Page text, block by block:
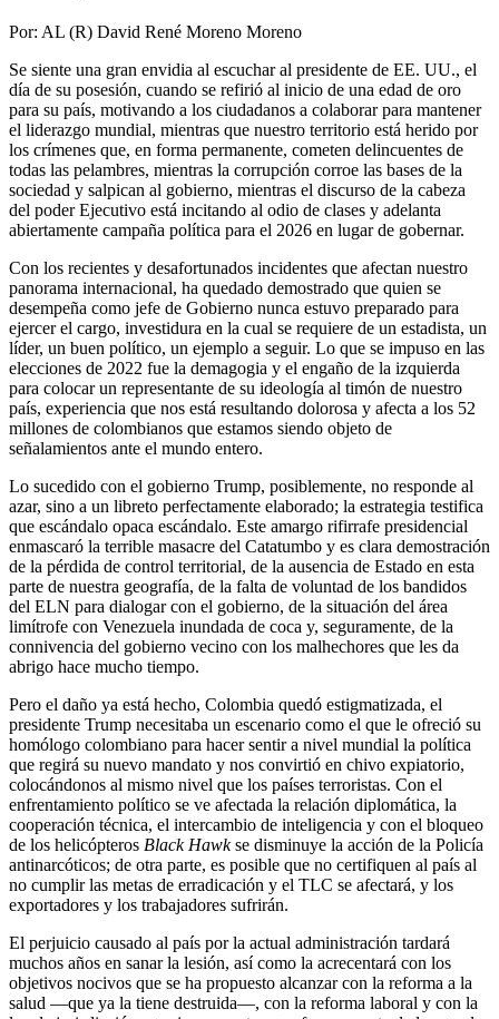
Por: AL (R) David René Moreno Moreno
Se siente una gran envidia al escuchar al presidente de EE. UU., el
día de su posesión, cuando se refirió al inicio de una edad de oro
para su país, motivando a los ciudadanos a colaborar para mantener
el liderazgo mundial, mientras que nuestro territorio está herido por
los crímenes que, en forma permanente, cometen delincuentes de
todas las pelambres, mientras la corrupción corroe las bases de la
sociedad y salpican al gobierno, mientras el discurso de la cabeza
del poder Ejecutivo está incitando al odio de clases y adelanta
abiertamente campaña política para el 2026 en lugar de gobernar.
Con los recientes y desafortunados incidentes que afectan nuestro
panorama internacional, ha quedado demostrado que quien se
desempeña como jefe de Gobierno nunca estuvo preparado para
ejercer el cargo, investidura en la cual se requiere de un estadista, un
líder, un buen político, un ejemplo a seguir. Lo que se impuso en las
elecciones de 2022 fue la demagogia y el engaño de la izquierda
para colocar un representante de su ideología al timón de nuestro
país, experiencia que nos está resultando dolorosa y afecta a los 52
millones de colombianos que estamos siendo objeto de
señalamientos ante el mundo entero.
Lo sucedido con el gobierno Trump, posiblemente, no responde al
azar, sino a un libreto perfectamente elaborado; la estrategia testifica
que escándalo opaca escándalo. Este amargo rifirrafe presidencial
enmascaró la terrible masacre del Catatumbo y es clara demostración
de la pérdida de control territorial, de la ausencia de Estado en esta
parte de nuestra geografía, de la falta de voluntad de los bandidos
del ELN para dialogar con el gobierno, de la situación del área
limítrofe con Venezuela inundada de coca y, seguramente, de la
connivencia del gobierno vecino con los malhechores que les da
abrigo hace mucho tiempo.
Pero el daño ya está hecho, Colombia quedó estigmatizada, el
presidente Trump necesitaba un escenario como el que le ofreció su
homólogo colombiano para hacer sentir a nivel mundial la política
que regirá su nuevo mandato y nos convirtió en chivo expiatorio,
colocándonos al mismo nivel que los países terroristas. Con el
enfrentamiento político se ve afectada la relación diplomática, la
cooperación técnica, el intercambio de inteligencia y con el bloqueo
de los helicópteros Black Hawkse disminuye la acción de la Policía
antinarcóticos; de otra parte, es posible que no certifiquen al país al
no cumplir las metas de erradicación y el TLC se afectará, y los
exportadores y los trabajadores sufrirán.
El perjuicio causado al país por la actual administración tardará
muchos años en sanar la lesión, así como la acrecentará con los
objetivos nocivos que se ha propuesto alcanzar con la reforma a la
salud —que ya la tiene destruida—, con la reforma laboral y con la